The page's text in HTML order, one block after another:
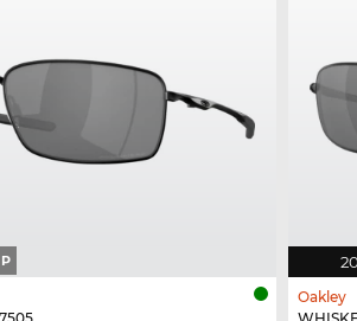
P
Oakley